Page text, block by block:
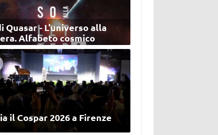
di Quasar - L'universo alla
Alfabeto cosmico
il Cospar 2026 a Firenze